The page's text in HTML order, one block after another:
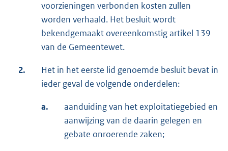
voorzieningen verbonden kosten zullen
worden verhaald. Het besluit wordt
bekendgemaakt overeenkomstig artikel 139
van de Gemeentewet.
2.
Het in het eerste lid genoemde besluit bevat in
ieder geval de volgende onderdelen:
a.
aanduiding van het exploitatiegebied en
aanwijzing van de daarin gelegen en
gebate onroerende zaken;